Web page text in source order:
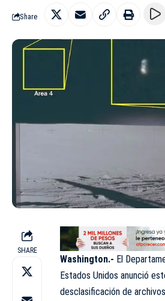
Share
SHARE
Washington.- El
Estados Unidos anunció
desclasificación de